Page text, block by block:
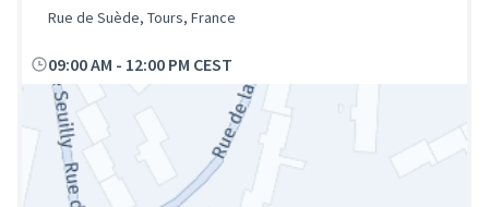
Rue de Suède, Tours, France
09:00 AM - 12:00 PM CEST